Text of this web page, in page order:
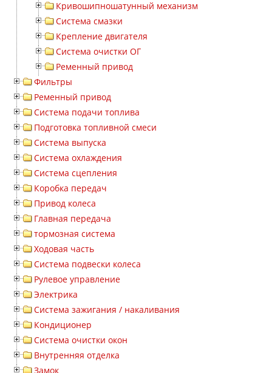
Кривошипношатунный механизм
Система смазки
Крепление двигателя
Система очистки ОГ
Ременный привод
Фильтры
Ременный привод
Система подачи топлива
Подготовка топливной смеси
Система выпуска
Система охлаждения
Система сцепления
Коробка передач
Привод колеса
Главная передача
тормозная система
Ходовая часть
Система подвески колеса
Рулевое управление
Электрика
Система зажигания / накаливания
Кондиционер
Система очистки окон
Внутренняя отделка
Замок